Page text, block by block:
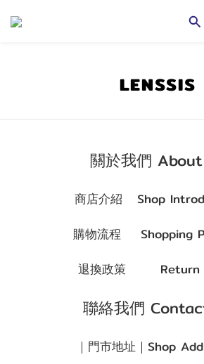
LENSSIS
關於我們
商店介紹 Shop
購物流程
Shopping
退換政策
Return
聯絡我們
｜門市地址｜Shop